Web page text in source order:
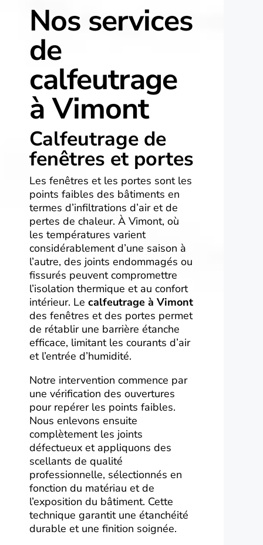
Nos services
de
calfeutrage
à Vimont
Calfeutrage de
fenêtres et portes
Les fenêtres et les portes sont les
points faibles des bâtiments en
termes d’infiltrations d’air et de
pertes de chaleur. À Vimont, où
les températures varient
considérablement d’une saison à
l’autre, des joints endommagés ou
fissurés peuvent compromettre
l’isolation thermique et au confort
intérieur. Le calfeutrage à Vimont
des fenêtres et des portes permet
de rétablir une barrière étanche
efficace, limitant les courants d’air
et l’entrée d’humidité.
Notre intervention commence par
une vérification des ouvertures
pour repérer les points faibles.
Nous enlevons ensuite
complètement les joints
défectueux et appliquons des
scellants de qualité
professionnelle, sélectionnés en
fonction du matériau et de
l’exposition du bâtiment. Cette
technique garantit une étanchéité
durable et une finition soignée.